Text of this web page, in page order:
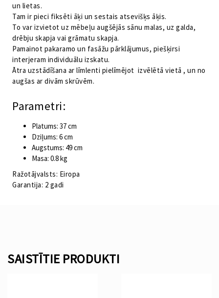
un lietas.
Tam ir pieci fiksēti āķi un sestais atsevišķs āķis.
To var izvietot uz mēbeļu augšējās sānu malas, uz galda,
drēbju skapja vai grāmatu skapja.
Pamainot pakaramo un fasāžu pārklājumus, piešķirsi
interjeram individuālu izskatu.
Ātra uzstādīšana ar līmlenti pielīmējot izvēlētā vietā , un no
augšas ar divām skrūvēm.
Parametri:
Platums: 37 cm
Dziļums: 6 cm
Augstums: 49 cm
Masa: 0.8 kg
Ražotājvalsts: Eiropa
Garantija: 2 gadi
SAISTĪTIE PRODUKTI